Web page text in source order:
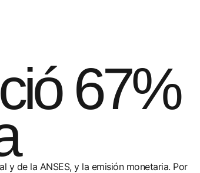
67%
de la ANSES, y la emisión monetaria. Por